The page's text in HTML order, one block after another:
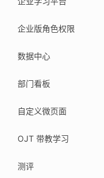
企业版角色权限
数据中心
部门看板
自定义微页面
OJT 带教学习
测评